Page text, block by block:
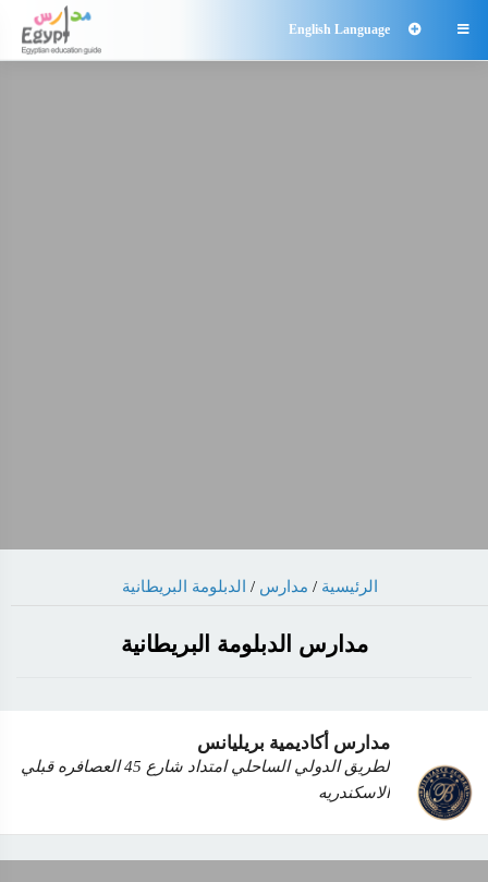

English Language
الرئيسية / مدارس / الدبلومة البريطانية
مدارس الدبلومة البريطانية
مدارس أكاديمية بريليانس
لطريق الدولي الساحلي امتداد شارع 45 العصافره قبلي
الاسكندريه